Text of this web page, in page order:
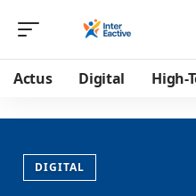
Actus Digital High-
DIGITAL